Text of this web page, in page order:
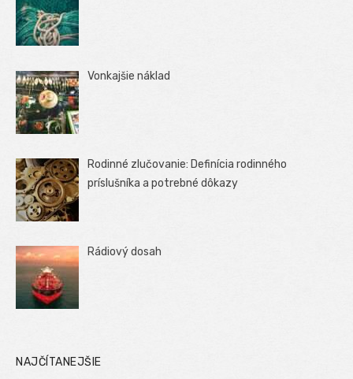
Vonkajšie náklad
Rodinné zlučovanie: Definícia rodinného
príslušníka a potrebné dôkazy
Rádiový dosah
NAJČÍTANEJŠIE